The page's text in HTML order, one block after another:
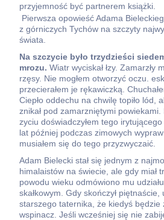
przyjemność być partnerem książki.
Pierwsza opowieść Adama
z górniczych Tychów na szczyty
świata.
Na szczycie było trzydzieści
mrozu. Wiatr wyciskał łzy. Zamarzły
rzęsy. Nie mogłem otworzyć oczu.
przecierałem je rękawiczką.
Ciepło oddechu na chwilę topiło lód,
znikał pod zamarzniętymi
zyciu doświadczyłem tego
lat później podczas zimowych
musiałem się do tego przyzwyczaić.
Adam Bielecki stał się jednym z
himalaistów na świecie, ale gdy miał
powodu wieku odmówiono mu
skałkowym. Gdy skończył piętnaście,
starszego taternika, że kiedyś będzie
wspinacz. Jeśli wcześniej się nie